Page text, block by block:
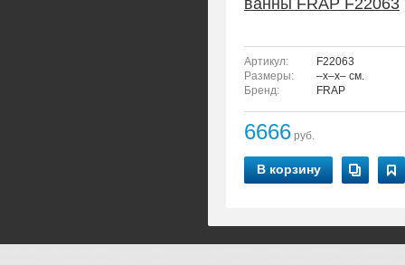
ванны FRAP F22063
Артикул:
F22063
Размеры:
–x–x– см.
Бренд:
FRAP
6666 руб.
В корзину